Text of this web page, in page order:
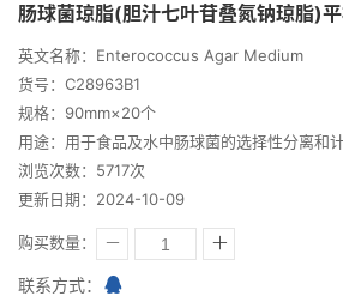
肠球菌琼脂(胆汁七叶苷叠氮钠琼脂)
英文名称：Enterococcus Agar Medium
货号：C28963B1
规格：90mm×20个
用途：用于食品及水中肠球菌的选择性分离和计
浏览次数：5717次
更新日期：2024-10-09
购买数量：
联系方式：